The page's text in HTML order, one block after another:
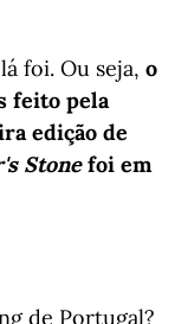
foi. Ou seja, o
feito pela
edição de
Stonefoi em
de Portugal?